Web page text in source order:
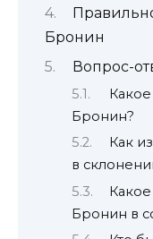
Бронин
Вопрос-
Бронин?
Как
в
Бронин в